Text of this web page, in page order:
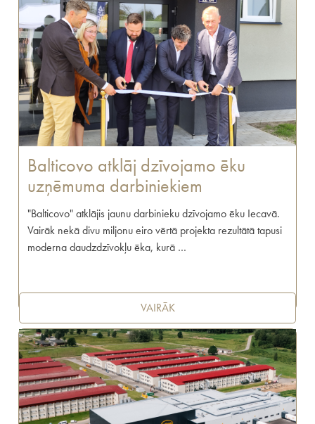
Balticovo atklāj dzīvojamo ēku
uzņēmuma darbiniekiem
"Balticovo" atklājis jaunu darbinieku dzīvojamo ēku Iecavā.
Vairāk nekā divu miljonu eiro vērtā projekta rezultātā tapusi
moderna daudzdzīvokļu ēka, kurā …
VAIRĀK